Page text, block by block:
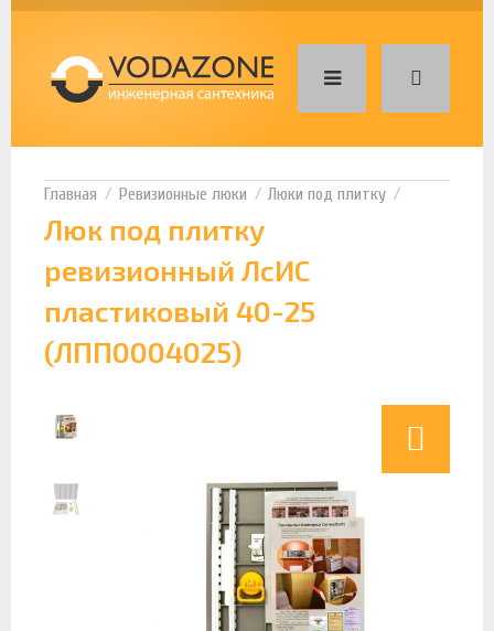
Ревизионные люки Люки под плитку
Люк под плитку
ревизионный ЛсИС
пластиковый 40-25
(ЛПП0004025)